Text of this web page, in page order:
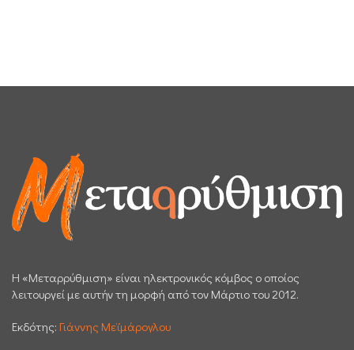
H «Μεταρρύθμιση» είναι ηλεκτρονικός κόμβος ο οποίος
λειτουργεί με αυτήν τη μορφή από τον Μάρτιο του 2012.
Εκδότης: Γιάννης Μεϊμάρογλου